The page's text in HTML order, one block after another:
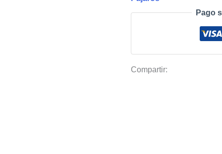
lixiviados
cuadro
Pago
Compartir: